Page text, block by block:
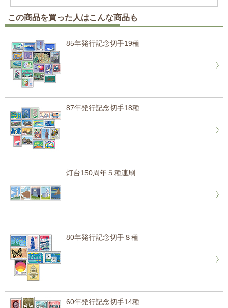
この商品を買った人はこんな商品も
85年発行記念切手19種
87年発行記念切手18種
灯台150周年５種連刷
80年発行記念切手８種
60年発行記念切手14種